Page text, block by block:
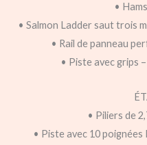
•
• Salmon Ladder saut trois
• Rail de panneau
• Piste avec grips
• Piliers de
• Piste avec 10